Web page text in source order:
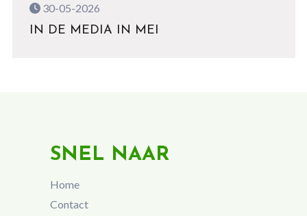
30-05-2026
IN DE MEDIA IN MEI
SNEL NAAR
Home
Contact